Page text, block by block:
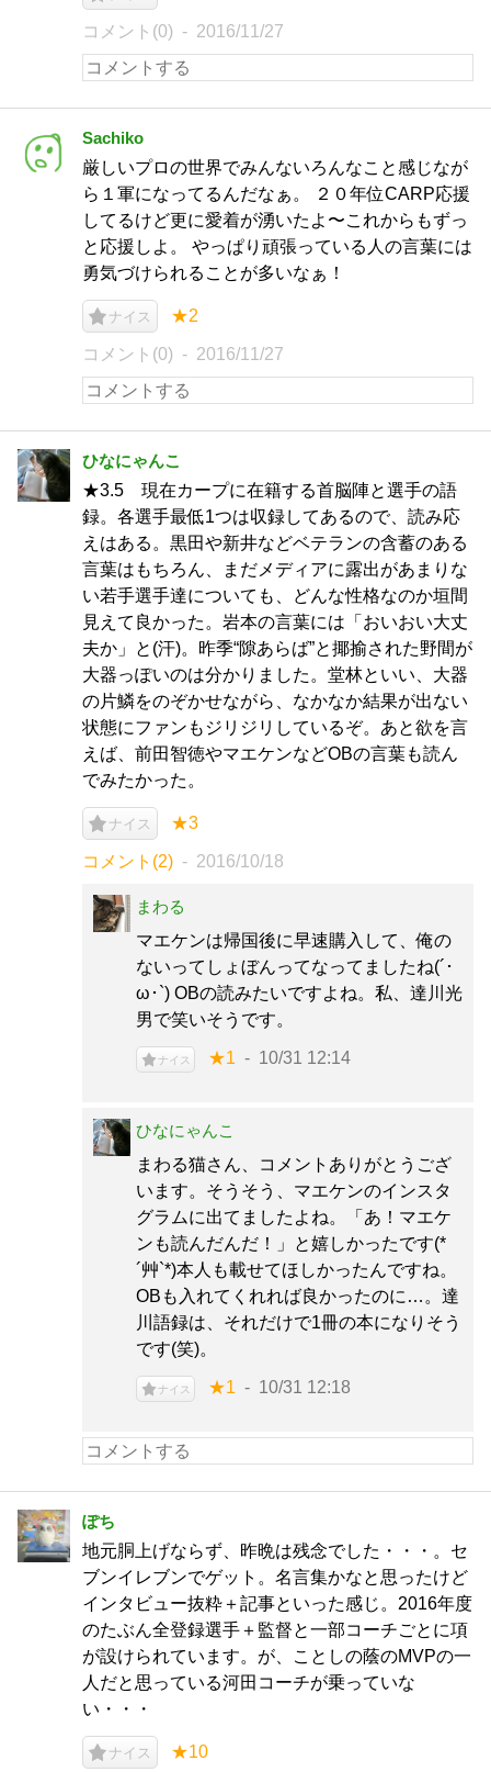
コメント(0) 2016/11/27
Sachiko
厳しいプロの世界でみんないろんなこと感じなが
ら１軍になってるんだなぁ。 ２０年位CARP応援
してるけど更に愛着が湧いたよ〜これからもずっ
と応援しよ。 やっぱり頑張っている人の言葉には
勇気づけられることが多いなぁ！
ナイス ★2
コメント(0) 2016/11/27
ひなにゃんこ
★3.5 現在カープに在籍する首脳陣と選手の語
録。各選手最低1つは収録してあるので、読み応
えはある。黒田や新井などベテランの含蓄のある
言葉はもちろん、まだメディアに露出があまりな
い若手選手達についても、どんな性格なのか垣間
見えて良かった。岩本の言葉には「おいおい大丈
夫か」と(汗)。昨季“隙あらば”と揶揄された野間が
大器っぽいのは分かりました。堂林といい、大器
の片鱗をのぞかせながら、なかなか結果が出ない
状態にファンもジリジリしているぞ。あと欲を言
えば、前田智徳やマエケンなどOBの言葉も読ん
でみたかった。
ナイス ★3
コメント(2) 2016/10/18
まわる
マエケンは帰国後に早速購入して、俺の
ないってしょぼんってなってましたね(´･
ω･`) OBの読みたいですよね。私、達川光
男で笑いそうです。
ナイス ★1 10/31 12:14
ひなにゃんこ
まわる猫さん、コメントありがとうござ
います。そうそう、マエケンのインスタ
グラムに出てましたよね。「あ！マエケ
ンも読んだんだ！」と嬉しかったです(*
´艸`*)本人も載せてほしかったんですね。
OBも入れてくれれば良かったのに…。達
川語録は、それだけで1冊の本になりそう
です(笑)。
ナイス ★1 10/31 12:18
ぽち
地元胴上げならず、昨晩は残念でした・・・。セ
ブンイレブンでゲット。名言集かなと思ったけど
インタビュー抜粋＋記事といった感じ。2016年度
のたぶん全登録選手＋監督と一部コーチごとに項
が設けられています。が、ことしの蔭のMVPの一
人だと思っている河田コーチが乗っていな
い・・・
ナイス ★10